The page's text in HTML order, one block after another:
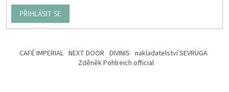
PŘIHLÁSIT SE
CAFÉ IMPERIAL NEXT DOOR DIVINIS nakladatelství SEVRUGA
Zděněk Pohlreich official